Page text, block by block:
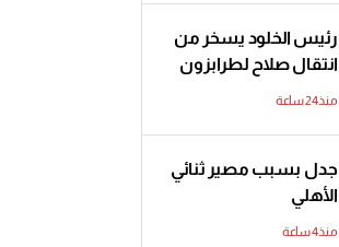
رئيس الخلود يسخر من
انتقال صلاح لطرابزون
منذ24 ساعة
جدل بسبب مصير ثنائي
الأهلي
منذ4 ساعة